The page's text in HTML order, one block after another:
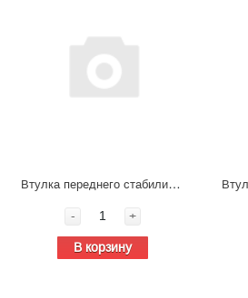
Втулка переднего стабилизатора FAW J7 2906447-2033/C
-
+
В корзину